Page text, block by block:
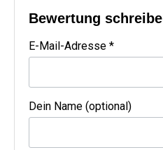
Bewertung
E-Mail-Adresse *
Dein Name (optional)